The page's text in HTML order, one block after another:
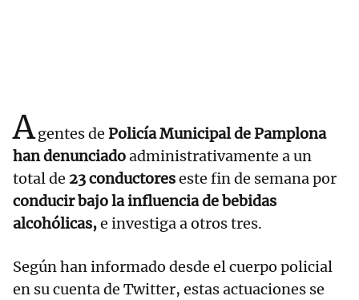
Agentes de Policía Municipal de Pamplona
han denunciadoadministrativamente a un
total de 23 conductoreseste fin de semana por
conducir bajo la influencia de bebidas
alcohólicas,e investiga a otros tres.
Según han informado desde el cuerpo policial
en su cuenta de Twitter, estas actuaciones se